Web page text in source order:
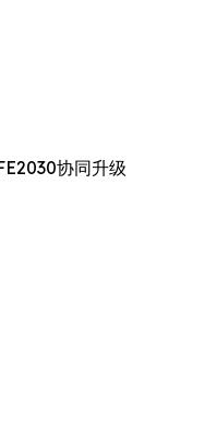
协同升级